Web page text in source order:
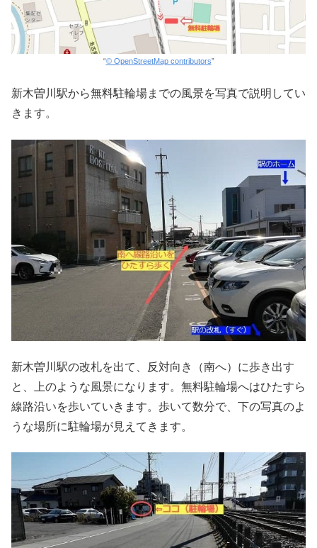
“© OpenStreetMap contributors”
新木曽川駅から無料駐輪場までの風景を写真で説明してい
きます。
新木曽川駅の改札を出て、反対向き（南へ）に歩き出す
と、上のような風景になります。無料駐輪場へはひたすら
線路沿いを歩いていきます。歩いて数分で、下の写真のよ
うな場所に駐輪場が見えてきます。